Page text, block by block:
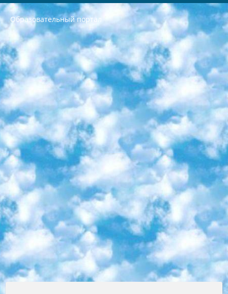
Образовательный портал
РЕСПУБЛИКА УЗБЕКИСТАН МИНИСТРЕРСТВО ДОШКОЛЬНОГО И ШКОЛЬНОГО ОБРАЗОВАНИЯ КОМАНДА в общеобразовательных учреждениях в 2023-2024 учебном году организация и проведение итоговой государственной аттестации обучающихся о Министра дошкольного и школьного образования Республики Узбекистан от 4 марта 2008 года (постановлением Минюста от 20 марта 2008 года № 1778 государственной регистрации) «Итоговое состояние учащихся общего среднего образования на основании положения об утверждении положения об аттестации общего среднего образования выпускной экзамен студентов в образовательных учреждениях в 2023-2024 учебном году В целях организации и прохождения аттестации приказываю: 1. Следующее: перечень предметов, по которым будет проводиться итоговая государственная аттестация и экзамен формы перевода согласно приложению 1; сертификаты международного образца, оценивающие уровень владения иностранными языками перечень согласно приложению 2; 2. Педагогический при специализированных образовательных учреждениях. научно-практический центр квалификации и международной оценки (Д.Давидова) 2024 г. До 25 марта: задания по предметам, по которым будет проводиться итоговая аттестация разработка и утверждение технических условий; итоговая аттестация на основании разработанного предметного задания разработка вопросов по предметам (устно и письменно), экзамен передача; общеобразовательные средние школы и специальные учебные заведения учащиеся выпускных классов школ и интернатов в агентской системе подготовка базы данных экзаменационных материалов и критериев оценки; перевод базы экзаменационных материалов на все языки обучения подать в Республиканский образовательный центр для изготовления; варианты экзаменов на основе разработанных контрольных материалов пусть будут поставлены задачи формирования. 3. Республиканский образовательный центр (Ш.Худайкулов) до 5 апреля 2024 года. до: база данных предоставленных экзаменационных материалов на все языки обучения перевод и экспертиза; для слепых, слабовидящих, глухих, слабослышащих и умственно отсталых детей учащиеся выпускных классов специализированных школ и школ-интернатов база данных экзаменационных материалов на всех преподаваемых языках подготовка критериев оценки; специализированные школы для умственно отсталых детей и технологии для учащихся выпускных классов школ-интернатов разработка соответствующих рекомендаций и критериев проведения ЕГЭ по естествознанию давать задания. 4. Педагогический при специализированных образовательных учреждениях. Научно-практический центр навыков и международной оценки (Д.Давидова), Республика образовательный центр (Худайкулов Ш.) итоговый государственный аттестационный экзамен ориентирован на творческое и логическое мышление при подготовке базы материалов учитывать введение заданий. 5. Следует отметить, что: сертификат государственного образца о знании общеобразовательного предмета и как минимум национальный уровень B1 по предметам на иностранных языках, указанным в Приложении 2. или международно признанный сертификат эквивалентного уровня студенты, изучающие определенный предмет, освобождаются от экзамена; по соответствующим предметам запланирована итоговая государственная аттестация за день до дня, путем жеребьевки Рабочей группой (в письменной форме по предметам, проводимым в форме) из числа сформированных вариантов выбрано 2 варианта; 2 выбранных варианта экзамена анонсированы на официальном сайте министерства и все выпускники по всей стране на основе этих вариантов проводит итоговую государственную аттестацию. 6. Государственное образование учащихся средних общеобразовательных учреждений. знания в соответствии с квалификационными требованиями, которые необходимо приобрести на основании стандартов итоговый (выпускной) контроль для 9 и 11 классов в целях тестирования Экзамены (далее – экзамены) состоят из предметов, перечисленных в приложении 1. будет сделано. 7. Экзамены пройдут с 26 мая по 15 июня 2024 г. (кроме науки физического воспитания). 8. Физическая для учащихся 9 классов общесредних образовательных учреждений. Экзамены по предмету «Образование, квалификация медицина» 1-6 мая 2024 года. сотрудники перевести под присмотр (с отклонениями в физическом или умственном развитии) специализированная школа для детей, школы-интернаты и со сколиозом школы-интернаты санаторного типа для больных детей исключены). 9. Он был слепым, слабовидящим и имел нарушения опорно-двигательного аппарата. экзамены в специализированных школах и интернатах для детей должны проводиться исходя из требований, предъявляемых к общеобразовательным учреждениям (физкультура кроме науки). 10. Специализированная школа для глухих и слабослышащих детей. и экзамены в интернатах и быть реализован в виде письменного теста по математике. 11. Специальность для умственно отсталых детей. Для 9 класса Родной язык и литературное письмо Государственный язык (язык обучения – узбекский). для неклассов) написано Математическое письмо Письменная/устная история Узбекистана Физическое воспитание практично Итоговый контроль Для 11 класса Написание родного языка и литературы (эссе) Математическое письмо Узбекский язык (обучение на узбекском языке) не посещающее общее среднее образование для учреждений)/Образовательное учреждение выбор письменный и устный Иностранный язык письменный/устный Письменная/устная история Узбекистана *По выбору студента:  Химия  Физика  Основы государственного права  География 10 бесплатных образовательных ресурсов - Мы составили подборку онлайн-проектов с интерактивными упражнениями, видеолекциями и статьями. Они помогут вам обрести новые и освежить старые знания бесплатно. 1. «ИНТУИТ» Старейшая образовательная площадка Рунета. Здесь вы найдёте сотни текстовых и видеокурсов на десятки различных тем — от программирования до психологии. Многие курсы подготовлены российскими университетами и крупными международными компаниями вроде Intel и Microsoft. Самостоятельное обучение бесплатное, но желающие могут оплатить услуги персональных наставников. 2. «Смартия» знакомит с актуальными профессиями и подсказывает, как им обучаться. Выбрав заинтересовавшую вас специальность — SMM-специалист, фотограф, веб-дизайнер или другую, — увидите список необходимых для неё умений. Чтобы вы могли освоить их самостоятельно, для каждого умения площадка отображает подборку ссылок на учебные материалы. Хотя «Смартия» ориентируется на русскоязычную аудиторию, часть контента всё же доступна только на английском. 3. «Лекторий Физтеха» Проект Московского физико-технического института (Физтеха). С его помощью вы можете смотреть онлайн серии лекций, записанные на видео в этом вузе. В числе доступных предметов — физика, биология, химия, информационные технологии и другие. К некоторым лекциям администрация ресурса прилагает готовые конспекты, которые можно скачивать в PDF-формате. 4. ITMOcourses Онлайн-площадка Санкт-Петербургского национального исследовательского университета информационных технологий, механики и оптики (ИТМО). Ресурс предоставляет свободный доступ к курсам, разработанным в этом вузе. Каталог материалов разбит на четыре категории: «Оптические системы и технологии», «Приборостроение и робототехника», «Информационные технологии» и «Биотехнологии». Курсы состоят из видеолекций, интерактивных демонстраций и заданий. 5. «КиберЛенинка» Электронная научная библиотека открытого доступа. Каталог площадки регулярно обрастает текстами статей из различных научных изданий. Сгруппированные по журналам и рубрикам публикации можно читать онлайн или скачивать целиком в PDF-формате. Проект нацелен на популяризацию науки за счёт открытого доступа к качественной информации. 6. «ПостНаука» На этом ресурсе публикуют подборки видеолекций, составленные экспертами из разных отраслей и объединённые общими темами. Среди них, к примеру, есть серии «Биоинформатика и геномика», «Культура средневековой Скандинавии» и Cinema Studies о теории кино. Каждая подборка лекций — логически связанная история, рассказанная экспертом от первого лица. Кроме того, на сайте появляются научно-образовательные статьи и тесты на разные темы. 7. «Newочём» Команда проекта «Newочём» отбирает самые интересные тексты из англоязычных СМИ и переводит те из них, за которые голосуют участники сообщества «ВКонтакте». По большей части это научно-популярные статьи. Редакторы придумывают лишь заголовки, в остальном содержание переводов соответствует оригиналам. Полные тексты можно читать прямо в социальной сети. 8. InternetUrok Онлайн-база материалов по основным дисциплинам школьной программы. Информация на сайте структурирована по классам, предметам и темам (урокам). Каждый урок состоит из видеолекций и конспектов. Есть также интерактивные тренажёры и тесты для закрепления пройденного материала. Даже если вы давно окончили школу, возможность повторить программу старших классов всегда может пригодиться. 9. Edutainme Ещё один ресурс об образовании. В отличие от Newtonew, как мне кажется, Edutainme больше ориентируется на представителей индустрии: педагогов, предпринимателей, разработчиков образовательных проектов. Но и любой, кто просто стремится к саморазвитию, найдёт на сайте много полезного и интересного для себя. Например, информацию о новых курсах и образовательных сервисах. 10. Newtonew Онлайн-медиа об образовании и обучении в широком смысле. Авторы Newtonew пишут об инструментах, заведениях, тактиках и стратегиях, которые помогают учить других и получать новые знания самостоятельно. На этой площадке вы найдёте новости, обзоры, аналитические мат